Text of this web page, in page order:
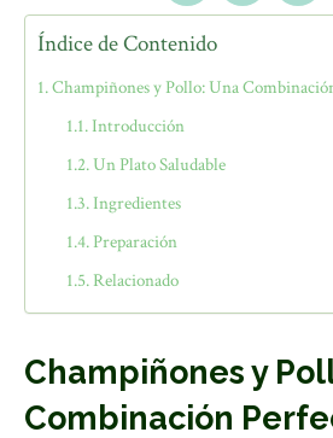
Índice de Contenido
Champiñones y Pollo: Una
Introducción
Un Plato Saludable
Ingredientes
Preparación
Relacionado
Champiñones y
Combinación